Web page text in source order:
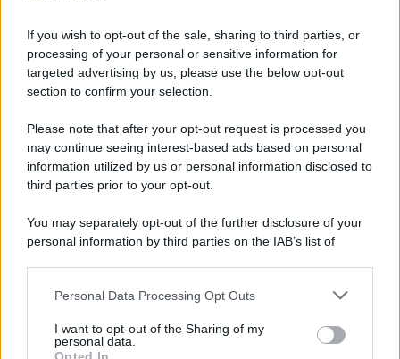
If you wish to opt-out of the sale, sharing to third parties, or
processing of your personal or sensitive information for
targeted advertising by us, please use the below opt-out
section to confirm your selection.
Please note that after your opt-out request is processed you
may continue seeing interest-based ads based on personal
information utilized by us or personal information disclosed to
third parties prior to your opt-out.
You may separately opt-out of the further disclosure of your
personal information by third parties on the IAB’s list of
This information may also be disclosed by us to third parties
disclose it to other third parties.
Personal Data Processing Opt Outs
I want to opt-out of the Sharing of my
personal data.
© 2026 - Pianeta Design - P.IVA 04827280654 - Testata
Registrata Al Tribunale Di Nocera Inferiore N. 8/2020 - RG N.
ISCRIZIONE AL ROC N. 35792 – ISCRITTA ALL’ANSO
(ASSOCIAZIONE NAZIONALE STAMPA ONLINE)
PREFERENZE PRIVACY